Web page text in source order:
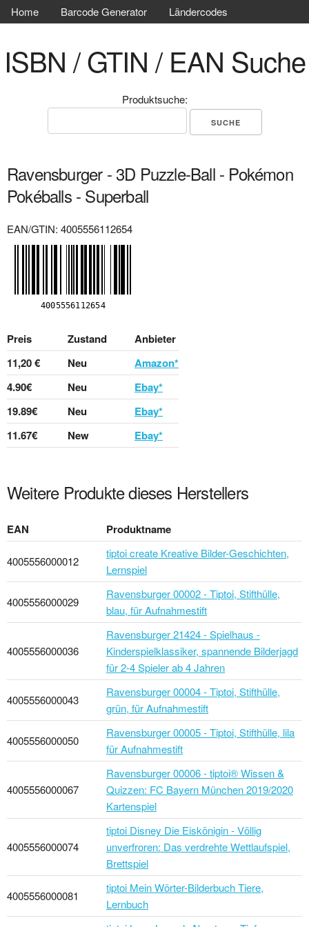
Home Barcode Generator Ländercodes
ISBN / GTIN / EAN Suche
Produktsuche:
Ravensburger - 3D Puzzle-Ball - Pokémon
Pokéballs - Superball
EAN/GTIN: 4005556112654
Preis Zustand
Anbieter
11,20 €
Neu
Amazon*
4.90€
Neu
Ebay*
19.89€
Neu
Ebay*
11.67€
New Ebay*
Weitere Produkte dieses Herstellers
EAN Produktname
4005556000012
tiptoi create Kreative Bilder-Geschichten,
Lernspiel
4005556000029
Ravensburger 00002 - Tiptoi, Stifthülle,
blau, für Aufnahmestift
4005556000036
Ravensburger 21424 - Spielhaus -
Kinderspielklassiker, spannende Bilderjagd
für 2-4 Spieler ab 4 Jahren
4005556000043
Ravensburger 00004 - Tiptoi, Stifthülle,
grün, für Aufnahmestift
4005556000050
Ravensburger 00005 - Tiptoi, Stifthülle, lila
für Aufnahmestift
4005556000067
Ravensburger 00006 - tiptoi® Wissen &
Quizzen: FC Bayern München 2019/2020
Kartenspiel
4005556000074
tiptoi Disney Die Eiskönigin - Völlig
unverfroren: Das verdrehte Wettlaufspiel,
Brettspiel
4005556000081
tiptoi Mein Wörter-Bilderbuch Tiere,
Lernbuch